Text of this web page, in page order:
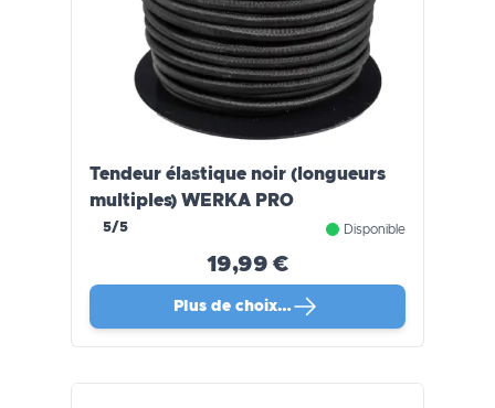
Tendeur élastique noir (longueurs
multiples) WERKA PRO
5/5 Disponible
19,99 €
Plus de choix…